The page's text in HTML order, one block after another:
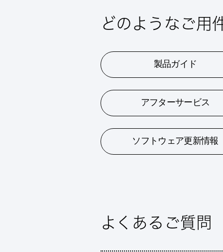
どのようなご用
製品ガイド
アフターサービス
ソフトウェア更新情報
よくあるご質問